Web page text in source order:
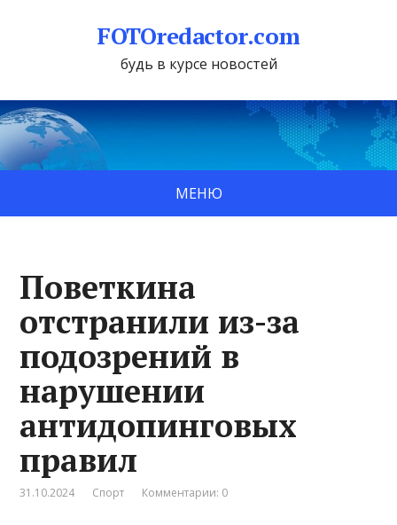
FOTOredactor.com
будь в курсе новостей
МЕНЮ
Поветкина
отстранили из-за
подозрений в
нарушении
антидопинговых
правил
31.10.2024 Спорт Комментарии: 0